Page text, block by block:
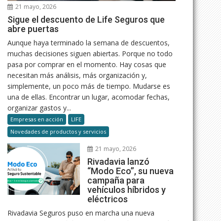
21 mayo, 2026
Sigue el descuento de Life Seguros que
abre puertas
Aunque haya terminado la semana de descuentos,
muchas decisiones siguen abiertas. Porque no todo
pasa por comprar en el momento. Hay cosas que
necesitan más análisis, más organización y,
simplemente, un poco más de tiempo. Mudarse es
una de ellas. Encontrar un lugar, acomodar fechas,
organizar gastos y...
Empresas en acción
LIFE
Novedades de productos y servicios
21 mayo, 2026
Rivadavia lanzó
“Modo Eco”, su nueva
campaña para
vehículos híbridos y
eléctricos
Rivadavia Seguros puso en marcha una nueva